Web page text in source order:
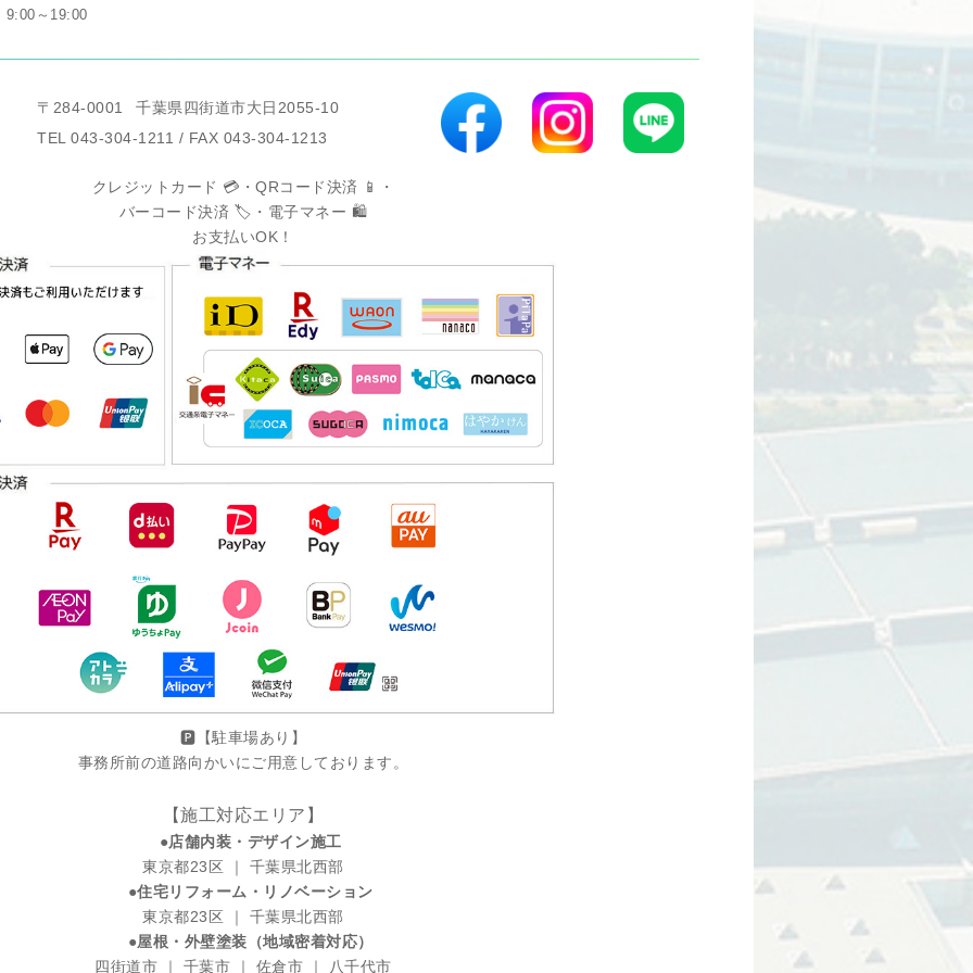
9:00～19:00
〒284-0001
千葉県四街道市大日2055-10
TEL 043-304-1211 / FAX 043-304-1213
クレジットカード 💳・QRコード決済 📱・
バーコード決済 🏷️・電子マネー 🛍️
お支払いOK！
🅿️【駐車場あり】
事務所前の道路向かいにご用意しております。
【施工対応エリア】
●店舗内装・デザイン施工
東京都23区 ｜ 千葉県北西部
●住宅リフォーム・リノベーション
東京都23区 ｜ 千葉県北西部
●屋根・外壁塗装（地域密着対応）
四街道市 ｜ 千葉市 ｜ 佐倉市 ｜ 八千代市